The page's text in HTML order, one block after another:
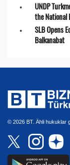
UNDP
the National
SLB Opens
Balkanabat
© 2026 BT. Ähli hukuklar